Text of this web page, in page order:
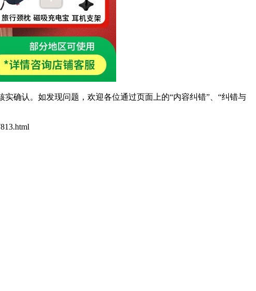
确认。如发现问题，欢迎各位通过页面上的“内容纠错”、“纠错与